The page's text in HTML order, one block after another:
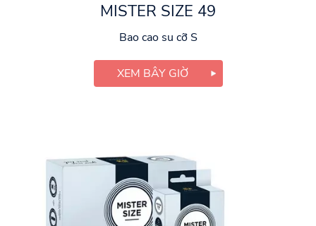
MISTER SIZE 49
Bao cao su cỡ S
XEM BÂY GIỜ